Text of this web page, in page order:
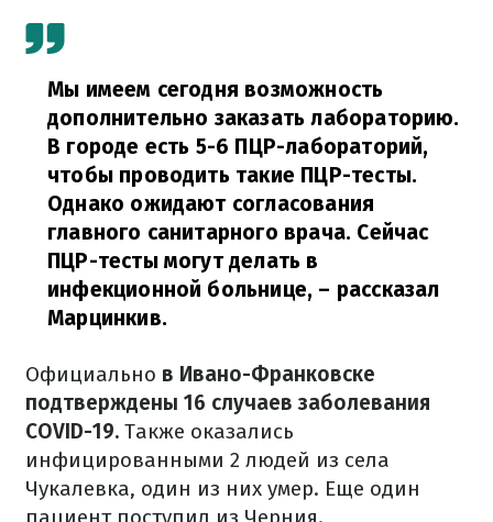
Мы имеем сегодня возможность
дополнительно заказать лабораторию.
В городе есть 5-6 ПЦР-лабораторий,
чтобы проводить такие ПЦР-тесты.
Однако ожидают согласования
главного санитарного врача. Сейчас
ПЦР-тесты могут делать в
инфекционной больнице, – рассказал
Марцинкив.
Официально в Ивано-Франковске
подтверждены 16 случаев заболевания
COVID-19. Также оказались
инфицированными 2 людей из села
Чукалевка, один из них умер. Еще один